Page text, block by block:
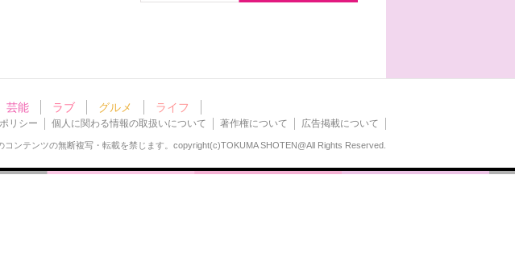
芸能 ラブ グルメ ライフ
リシー 個人に関わる情報の取扱いについて 著作権について 広告掲載について
コンテンツの無断複写・転載を禁じます。 copyright(c)TOKUMA SHOTEN@All Rights Reserved.